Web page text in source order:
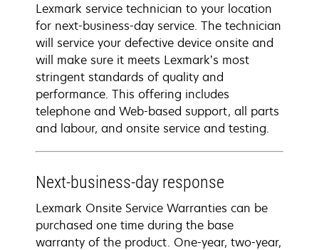
Lexmark service technician to your location
for next-business-day service. The technician
will service your defective device onsite and
will make sure it meets Lexmark’s most
stringent standards of quality and
performance. This offering includes
telephone and Web-based support, all parts
and labour, and onsite service and testing.
Next-business-day response
Lexmark Onsite Service Warranties can be
purchased one time during the base
warranty of the product. One-year, two-year,